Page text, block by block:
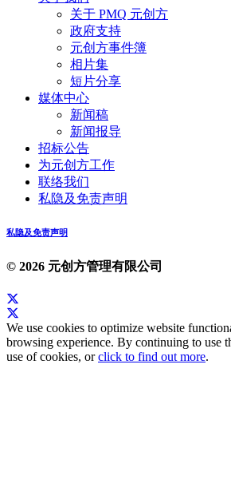
关于 PMQ 元创方
政府支持
元创方事件簿
相片集
短片分享
媒体中心
新闻稿
新闻报导
招标公告
为元创方工作
联络我们
私隐及免责声明
私隐及免责声明
© 2026 元创方管理有限公司
We use cookies to optimize website
browsing experience. By continuing to use
use of cookies, orclick to find out more.